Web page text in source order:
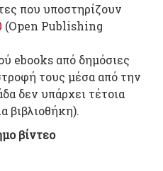
που υποστηρίζουν
(Open Publishing
ebooks από δημόσιες
τους μέσα από την
δεν υπάρχει τέτοια
βιβλιοθήκη).
βίντεο